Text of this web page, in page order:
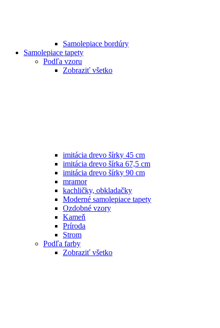
Samolepiace bordúry
Samolepiace tapety
Podľa vzoru
Zobraziť všetko
imitácia drevo šírky 45 cm
imitácia drevo šírka 67,5 cm
imitácia drevo šírky 90 cm
mramor
kachličky, obkladačky
Moderné samolepiace tapety
Ozdobné vzory
Kameň
Príroda
Strom
Podľa farby
Zobraziť všetko